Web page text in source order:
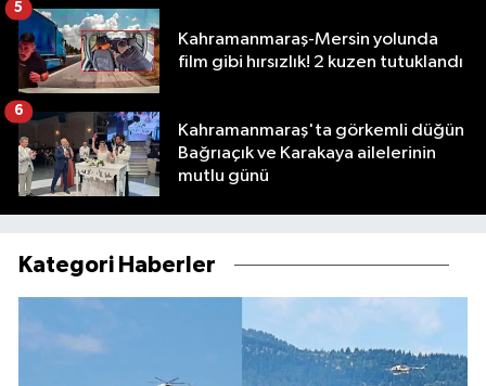
Kahramanmaraş-Mersin yolunda
film gibi hırsızlık! 2 kuzen tutuklandı
5
Kahramanmaraş'ta görkemli düğün
Bağrıaçık ve Karakaya ailelerinin
mutlu günü
6
Kategori Haberler